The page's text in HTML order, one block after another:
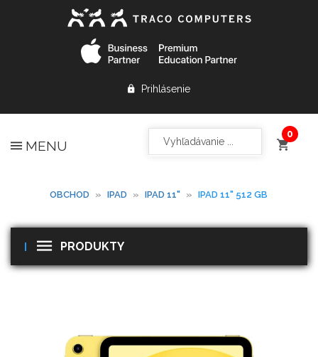
Prihlásenie
MENU
OBCHOD » IPAD » IPAD 11" » IPAD 11" 512 GB
PRODUKTY